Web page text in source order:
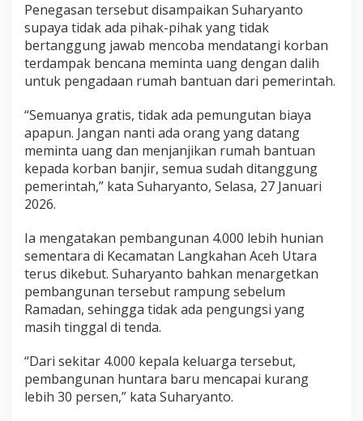
a
n
H
n
t
p
T
d
a
k
u
n
g
u
t
B
i
y
a
Penegasan tersebut disampaikan Suharyanto
supaya tidak ada pihak-pihak yang tidak
bertanggung jawab mencoba mendatangi korban
terdampak bencana meminta uang dengan dalih
untuk pengadaan rumah bantuan dari pemerintah.
“Semuanya gratis, tidak ada pemungutan biaya
apapun. Jangan nanti ada orang yang datang
meminta uang dan menjanjikan rumah bantuan
kepada korban banjir, semua sudah ditanggung
pemerintah,” kata Suharyanto, Selasa, 27 Januari
2026.
Ia mengatakan pembangunan 4.000 lebih hunian
sementara di Kecamatan Langkahan Aceh Utara
terus dikebut. Suharyanto bahkan menargetkan
pembangunan tersebut rampung sebelum
Ramadan, sehingga tidak ada pengungsi yang
masih tinggal di tenda.
“Dari sekitar 4.000 kepala keluarga tersebut,
pembangunan huntara baru mencapai kurang
lebih 30 persen,” kata Suharyanto.